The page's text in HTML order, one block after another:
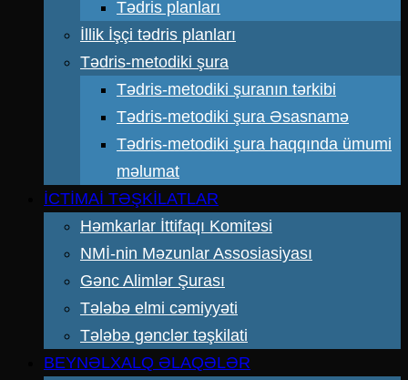
Tədris planları
İllik İşçi tədris planları
Tədris-metodiki şura
Tədris-metodiki şuranın tərkibi
Tədris-metodiki şura Əsasnamə
Tədris-metodiki şura haqqında ümumi
məlumat
İCTİMAİ TƏŞKİLATLAR
Həmkarlar İttifaqı Komitəsi
NMİ-nin Məzunlar Assosiasiyası
Gənc Alimlər Şurası
Tələbə elmi cəmiyyəti
Tələbə gənclər təşkilati
BEYNƏLXALQ ƏLAQƏLƏR